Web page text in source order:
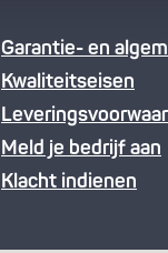
Garantie- en
Kwaliteitseisen
Meld je bedrijf aan
Klacht indienen